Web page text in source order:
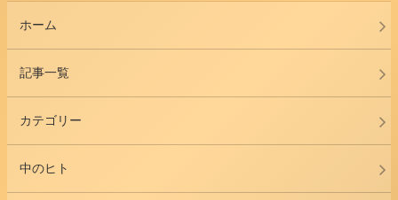
ホーム
記事一覧
カテゴリー
中のヒト